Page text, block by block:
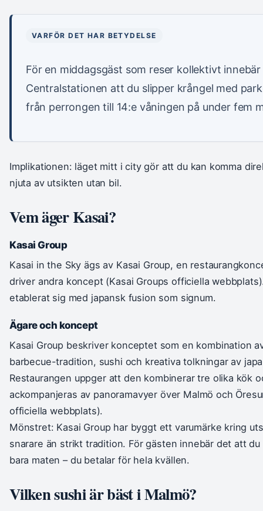
VARFÖR DET HAR BETYDELSE
För en middagsgäst som reser kollektivt
Centralstationen att du slipper krångel med
från perrongen till 14:e våningen på under fem
Implikationen: läget mitt i city gör att du kan komma
njuta av utsikten utan bil.
Vem äger Kasai?
Kasai Group
Kasai in the Sky ägs av Kasai Group, en
driver andra koncept (Kasai Groups officiella
etablerat sig med japansk fusion som signum.
Ägare och koncept
Kasai Group beskriver konceptet som en kombination
barbecue-tradition, sushi och kreativa tolkningar av
Restaurangen uppger att den kombinerar tre olika kök
ackompanjeras av panoramavyer över Malmö och
officiella webbplats).
Mönstret: Kasai Group har byggt ett varumärke kring
snarare än strikt tradition. För gästen innebär det att
bara maten – du betalar för hela kvällen.
Vilken sushi är bäst i Malmö?